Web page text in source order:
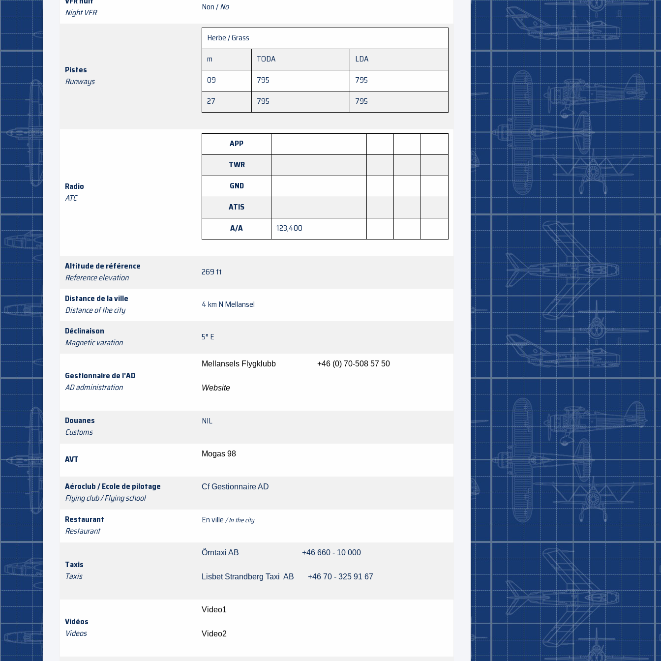
Night VFR
Non /No
Pistes
Runways
Herbe / Grass
m
TODA
LDA
09
795
795
27
795 795
Radio
ATC
APP
TWR
GND
ATIS
A/A
123,400
Altitude de référence
Reference elevation
269 ft
Distance de la ville
Distance of the city
4 km N Mellansel
Déclinaison
Magnetic varation
5° E
Gestionnaire de l'AD
AD administration
Mellansels Flygklubb +46 (0) 70-508 57 50
Website
Douanes
Customs
NIL
AVT Mogas 98
Aéroclub / Ecole de pilotage
Flying club / Flying school
Cf Gestionnaire AD
Restaurant
Restaurant
En ville/ In the city
Taxis
Taxis
Örntaxi AB +46 660 - 10 000
Lisbet Strandberg Taxi AB +46 70 - 325 91 67
Vidéos
Videos
Video1
Video2